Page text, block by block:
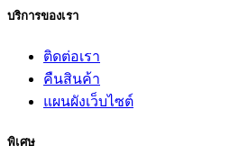
บริการของเรา
ติดต่อเรา
คืนสินค้า
แผนผังเว็บไซต์
พิเศษ